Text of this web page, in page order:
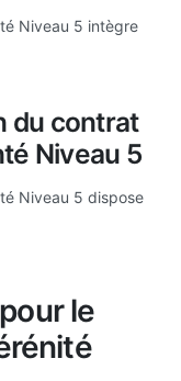
Niveau 5 intègre
du contrat
Niveau 5
Niveau 5 dispose
le